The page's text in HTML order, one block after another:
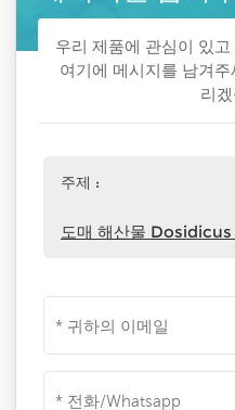
우리 제품에 관심이 있
여기에 메시지를 남겨
리
주제 :
도매 해산물 Dosidicus